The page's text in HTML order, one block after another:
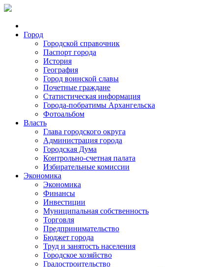
Город
Городской справочник
Паспорт города
История
География
Город воинской славы
Почетные граждане
Статистическая информация
Города-побратимы Архангельска
Фотоальбом
Власть
Глава городского округа
Администрация города
Городская Дума
Контрольно-счетная палата
Избирательные комиссии
Экономика
Экономика
Финансы
Инвестиции
Муниципальная собственность
Торговля
Предпринимательство
Бюджет города
Труд и занятость населения
Городское хозяйство
Градостроительство